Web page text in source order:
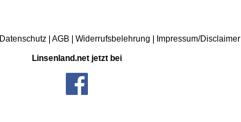
Datenschutz AGB Widerrufsbelehrung Impressum/Disclaimer
Linsenland.net jetzt bei